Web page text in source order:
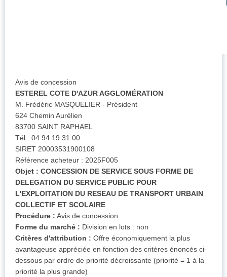
Avis de concession
ESTEREL COTE D'AZUR AGGLOMÉRATION
M. Frédéric MASQUELIER - Président
624 Chemin Aurélien
83700 SAINT RAPHAEL
Tél : 04 94 19 31 00
SIRET 20003531900108
Référence acheteur : 2025F005
Objet : CONCESSION DE SERVICE SOUS FORME DE
DELEGATION DU SERVICE PUBLIC POUR
L'EXPLOITATION DU RESEAU DE TRANSPORT URBAIN
COLLECTIF ET SCOLAIRE
Procédure : Avis de concession
Forme du marché : Division en lots : non
Critères d'attribution : Offre économiquement la plus
avantageuse appréciée en fonction des critères énoncés ci-
dessous par ordre de priorité décroissante (priorité = 1 à la
priorité la plus grande)